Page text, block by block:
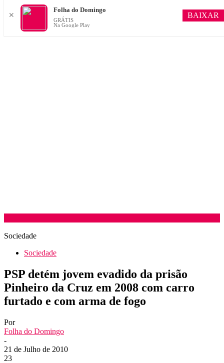
Sociedade
Sociedade
PSP detém jovem evadido da prisão
Pinheiro da Cruz em 2008 com carro
furtado e com arma de fogo
Por
Folha do Domingo
-
21 de Julho de 2010
23
✕
Folha do Domingo
GRÁTIS
Na Google Play
BAIXAR